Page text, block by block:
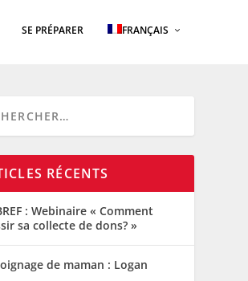
SE PRÉPARER FRANÇAIS
RÉCENTS
: Webinaire « Comment
sa collecte de dons? »
de maman : Logan